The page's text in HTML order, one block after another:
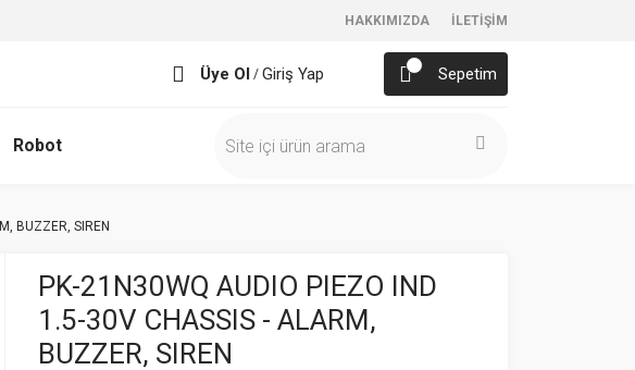
HAKKIMIZDA İLETİŞİM
Üye Ol / Giriş Yap Sepetim
Robot
BUZZER, SIREN
PK-21N30WQ AUDIO PIEZO IND
1.5-30V CHASSIS - ALARM,
BUZZER, SIREN